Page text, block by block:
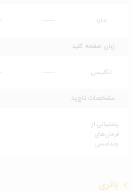
ندارد -------
زبان صفحه کلید
انگلیسی -------
مشخصات تاچ‌پد
پشتیبانی از
فرمان‌های
چندلمسی
-------
باتری